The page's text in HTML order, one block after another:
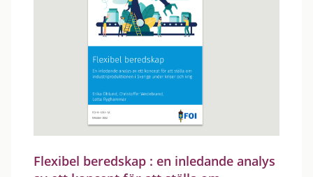
Flexibel beredskap : en inledande analys